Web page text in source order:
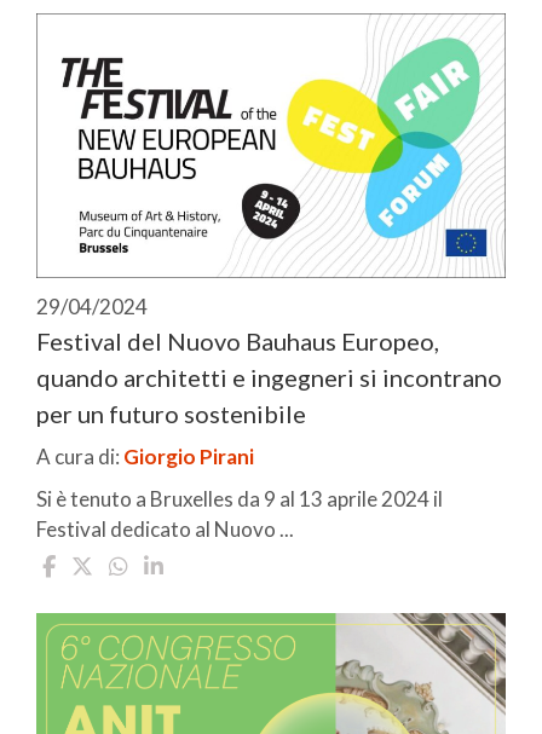
29/04/2024
Festival del Nuovo Bauhaus Europeo,
quando architetti e ingegneri si incontrano
per un futuro sostenibile
A cura di: Giorgio Pirani
Si è tenuto a Bruxelles da 9 al 13 aprile 2024 il
Festival dedicato al Nuovo ...